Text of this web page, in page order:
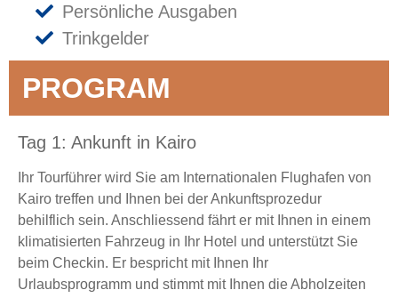
Persönliche Ausgaben
Trinkgelder
PROGRAM
Tag 1: Ankunft in Kairo
Ihr Tourführer wird Sie am Internationalen Flughafen von
Kairo treffen und Ihnen bei der Ankunftsprozedur
behilflich sein. Anschliessend fährt er mit Ihnen in einem
klimatisierten Fahrzeug in Ihr Hotel und unterstützt Sie
beim Checkin. Er bespricht mit Ihnen Ihr
Urlaubsprogramm und stimmt mit Ihnen die Abholzeiten